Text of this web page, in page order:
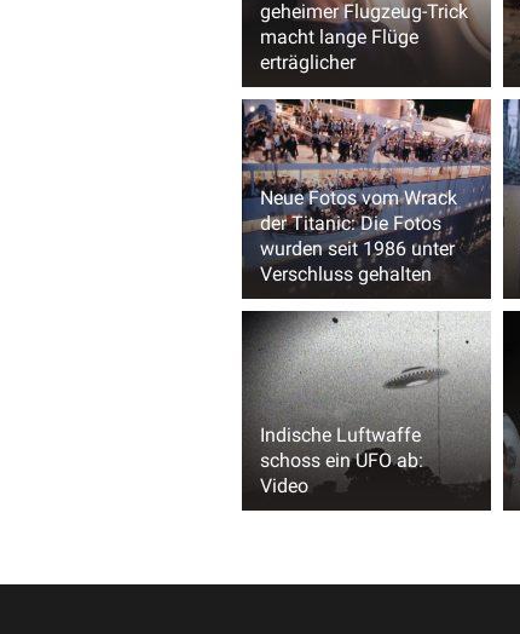
geheimer Flugzeug-Trick
macht lange Flüge
erträglicher
Neue Fotos vom Wrack
der Titanic: Die Fotos
wurden seit 1986 unter
Verschluss gehalten
Indische Luftwaffe
schoss ein UFO ab:
Video